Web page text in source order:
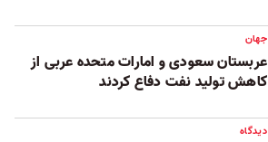
جهان
عربستان سعودی و امارات متحده عربی از
کاهش تولید نفت دفاع کردند
دیدگاه